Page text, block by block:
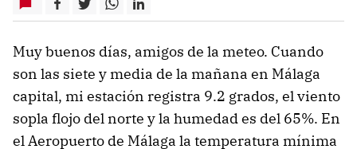
Muy buenos días, amigos de la meteo. Cuando
son las siete y media de la mañana en Málaga
capital, mi estación registra 9.2 grados, el viento
sopla flojo del norte y la humedad es del 65%. En
el Aeropuerto de Málaga la temperatura mínima